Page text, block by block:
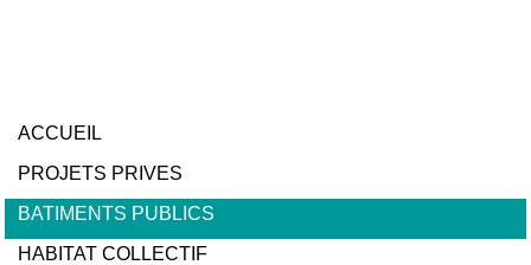
ACCUEIL
PROJETS PRIVES
BATIMENTS PUBLICS
HABITAT COLLECTIF